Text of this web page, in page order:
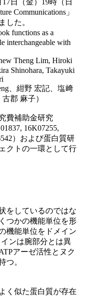
日（金）19時（日
Communications」
した。
functions as a
interchangeable with
Theng Lim, Hiroki
Shinohara, Takayuki
、紺野 宏記、塩﨑
郡 麻子）
費補助金研究
16K07255,
）および蛋白質研
クトの一環として行
をしているのではな
つかの機能単位を形
機能単位をドメイン
ンは腕部分とは異
アーゼ活性とヌク
つ。
く似た蛋白質が存在